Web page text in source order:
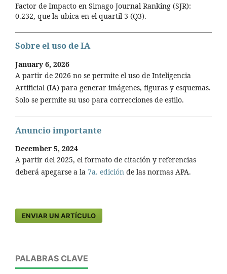
Factor de Impacto en Simago Journal Ranking (SJR):
0.232, que la ubica en el quartil 3 (Q3).
Sobre el uso de IA
January 6, 2026
A partir de 2026 no se permite el uso de Inteligencia
Artificial (IA) para generar imágenes, figuras y esquemas.
Solo se permite su uso para correcciones de estilo.
Anuncio importante
December 5, 2024
A partir del 2025, el formato de citación y referencias
deberá apegarse a la 7a. edición de las normas APA.
ENVIAR UN ARTÍCULO
PALABRAS CLAVE